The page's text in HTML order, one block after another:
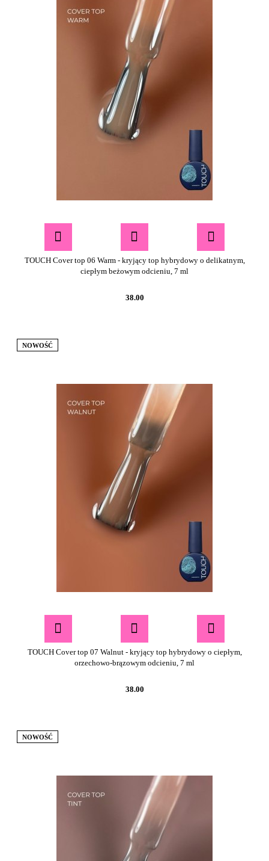
TOUCH Cover top 06 Warm - kryjący top hybrydowy o delikatnym,
ciepłym beżowym odcieniu, 7 ml
38.00
NOWOŚĆ
TOUCH Cover top 07 Walnut - kryjący top hybrydowy o ciepłym,
orzechowo-brązowym odcieniu, 7 ml
38.00
NOWOŚĆ